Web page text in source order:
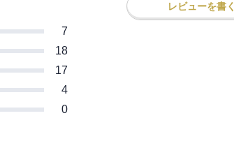
レビューを書く
7
18
17
4
0